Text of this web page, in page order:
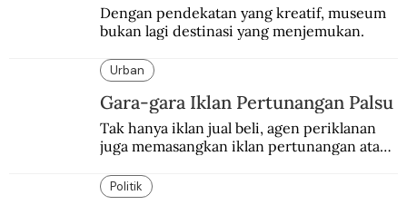
Dengan pendekatan yang kreatif, museum
bukan lagi destinasi yang menjemukan.
Urban
Gara-gara Iklan Pertunangan Palsu
Tak hanya iklan jual beli, agen periklanan
juga memasangkan iklan pertunangan atau
memasang iklan pertunangan palsu.
Politik